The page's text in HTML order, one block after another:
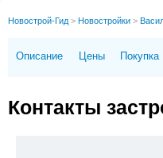
Новострой-Гид > Новостройки >
Описание Цены Покупка
Контакты